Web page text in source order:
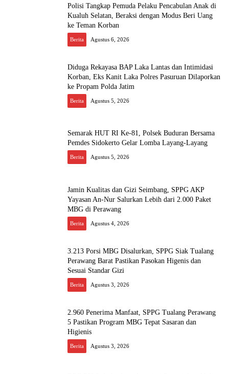
Polisi Tangkap Pemuda Pelaku Pencabulan Anak di
Kualuh Selatan, Beraksi dengan Modus Beri Uang
ke Teman Korban
Berita Agustus 6, 2026
Diduga Rekayasa BAP Laka Lantas dan Intimidasi
Korban, Eks Kanit Laka Polres Pasuruan Dilaporkan
ke Propam Polda Jatim
Berita Agustus 5, 2026
Semarak HUT RI Ke-81, Polsek Buduran Bersama
Pemdes Sidokerto Gelar Lomba Layang-Layang
Berita Agustus 5, 2026
Jamin Kualitas dan Gizi Seimbang, SPPG AKP
Yayasan An-Nur Salurkan Lebih dari 2.000 Paket
MBG di Perawang
Berita Agustus 4, 2026
3.213 Porsi MBG Disalurkan, SPPG Siak Tualang
Perawang Barat Pastikan Pasokan Higenis dan
Sesuai Standar Gizi
Berita Agustus 3, 2026
2.960 Penerima Manfaat, SPPG Tualang Perawang
5 Pastikan Program MBG Tepat Sasaran dan
Higienis
Berita Agustus 3, 2026